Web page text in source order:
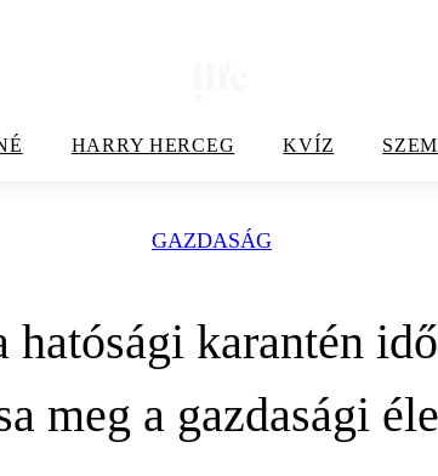
HARRY HERCEG KVÍZ
GAZDASÁG
karantén
meg a gazdasági